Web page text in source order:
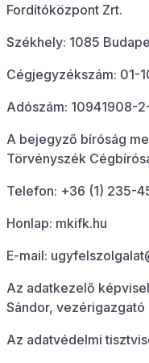
Fordítóközpont Zrt.
Székhely: 1085
Cégjegyzékszám: 01-
Adószám: 10941908-
A bejegyző bíróság
Törvényszék
Telefon: +36 (1) 235-
Honlap: mkifk.hu
E-mail:
Az adatkezelő
Sándor, vezérigazgató
Az adatvédelmi